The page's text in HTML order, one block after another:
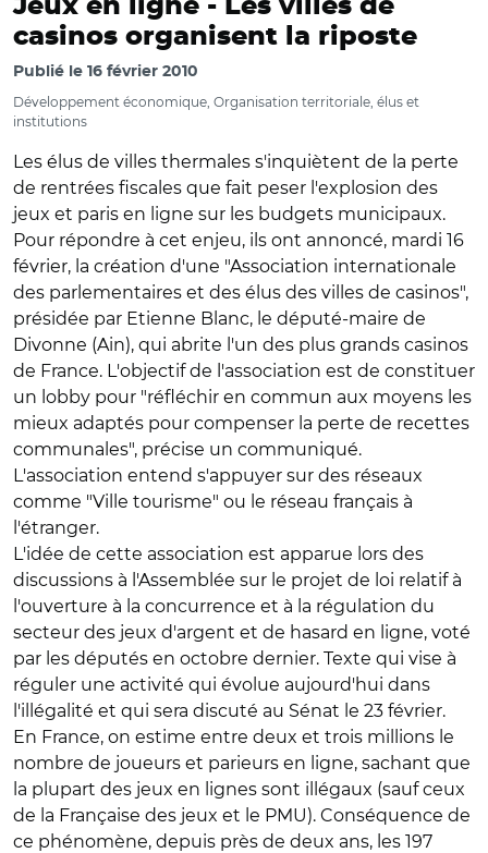
Jeux en ligne - Les villes de
casinos organisent la riposte
Publié le 16 février 2010
Développement économique, Organisation territoriale, élus et
institutions
Les élus de villes thermales s'inquiètent de la perte
de rentrées fiscales que fait peser l'explosion des
jeux et paris en ligne sur les budgets municipaux.
Pour répondre à cet enjeu, ils ont annoncé, mardi 16
février, la création d'une "Association internationale
des parlementaires et des élus des villes de casinos",
présidée par Etienne Blanc, le député-maire de
Divonne (Ain), qui abrite l'un des plus grands casinos
de France. L'objectif de l'association est de constituer
un lobby pour "réfléchir en commun aux moyens les
mieux adaptés pour compenser la perte de recettes
communales", précise un communiqué.
L'association entend s'appuyer sur des réseaux
comme "Ville tourisme" ou le réseau français à
l'étranger.
L'idée de cette association est apparue lors des
discussions à l'Assemblée sur le projet de loi relatif à
l'ouverture à la concurrence et à la régulation du
secteur des jeux d'argent et de hasard en ligne, voté
par les députés en octobre dernier. Texte qui vise à
réguler une activité qui évolue aujourd'hui dans
l'illégalité et qui sera discuté au Sénat le 23 février.
En France, on estime entre deux et trois millions le
nombre de joueurs et parieurs en ligne, sachant que
la plupart des jeux en lignes sont illégaux (sauf ceux
de la Française des jeux et le PMU). Conséquence de
ce phénomène, depuis près de deux ans, les 197